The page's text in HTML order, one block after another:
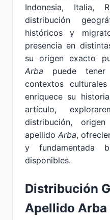
Indonesia, Italia,
distribución
históricos y
presencia en
su origen exacto
Arba puede tener
contextos
enriquece su
artículo,
distribución,
apellidoArba,
y fundamentada
disponibles.
Distribución
Apellido Arba